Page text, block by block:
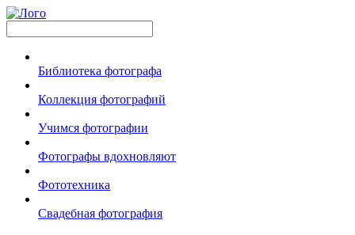
Библиотека фотографа
Коллекция фотографий
Учимся фотографии
Фотографы вдохновляют
Фототехника
Свадебная фотография